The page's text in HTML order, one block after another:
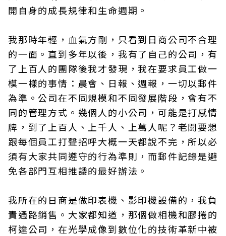
開自身的成長規律和生命週期。
我那時年輕，血氣方剛，只看到日商公司不合理
的一面。直到多年以後，我有了自己的公司，有
了上百人的團隊後我才發現，我在要求員工做一
模一樣的事情：晨會、日報、週報，一切以郵件
為準。公司在不同規模和不同發展階段，會有不
同的管理方式。幾個人的小公司，可能是打感情
牌，到了上百人、上千人、上萬人呢？老闆要想
跟每個員工打聲招呼大概一天都說不完，所以必
須有大家共同遵守的行為準則，而郵件記錄是避
免各部門互相推諉的最好辦法。
我所在的日商是做印表機、影印機設備的，我負
責通路銷售。大家都知道，那個做相機和膠捲的
柯達公司，在光學成像到數位化的技術革新中被